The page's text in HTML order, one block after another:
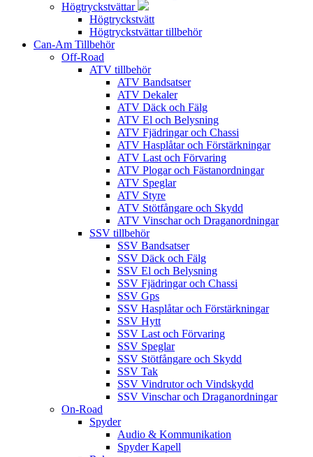
Högtryckstvättar
Högtryckstvätt
Högtryckstvättar tillbehör
Can-Am Tillbehör
Off-Road
ATV tillbehör
ATV Bandsatser
ATV Dekaler
ATV Däck och Fälg
ATV El och Belysning
ATV Fjädringar och Chassi
ATV Hasplåtar och Förstärkningar
ATV Last och Förvaring
ATV Plogar och Fästanordningar
ATV Speglar
ATV Styre
ATV Stötfångare och Skydd
ATV Vinschar och Draganordningar
SSV tillbehör
SSV Bandsatser
SSV Däck och Fälg
SSV El och Belysning
SSV Fjädringar och Chassi
SSV Gps
SSV Hasplåtar och Förstärkningar
SSV Hytt
SSV Last och Förvaring
SSV Speglar
SSV Stötfångare och Skydd
SSV Tak
SSV Vindrutor och Vindskydd
SSV Vinschar och Draganordningar
On-Road
Spyder
Audio & Kommunikation
Spyder Kapell